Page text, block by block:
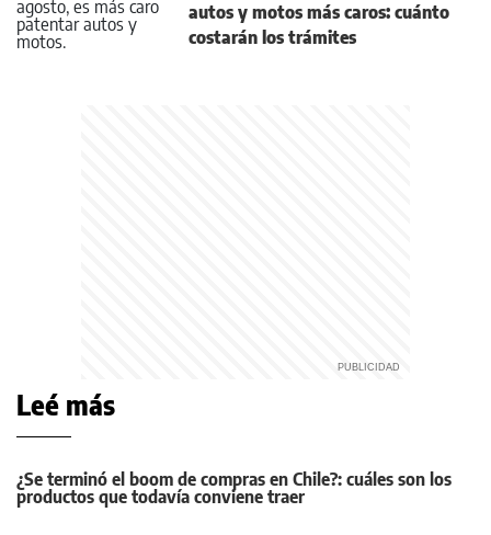
autos y motos más caros: cuánto
costarán los trámites
Leé más
¿Se terminó el boom de compras en Chile?: cuáles son los
productos que todavía conviene traer